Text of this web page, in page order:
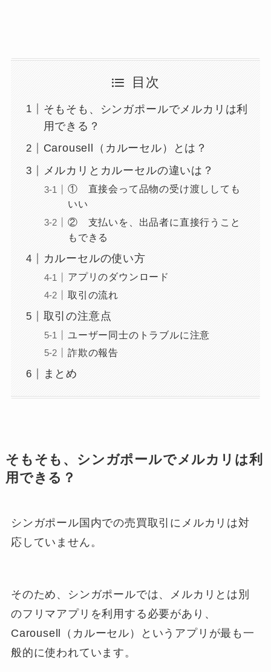
目次
そもそも、シンガポールでメルカリは利
用できる？
Carousell（カルーセル）とは？
メルカリとカルーセルの違いは？
① 直接会って品物の受け渡ししても
いい
② 支払いを、出品者に直接行うこと
もできる
カルーセルの使い方
アプリのダウンロード
取引の流れ
取引の注意点
ユーザー同士のトラブルに注意
詐欺の報告
まとめ
そもそも、シンガポールでメルカリは利
用できる？
シンガポール国内での売買取引にメルカリは対
応していません。
そのため、シンガポールでは、メルカリとは別
のフリマアプリを利用する必要があり、
Carousell（カルーセル）というアプリが最も一
般的に使われています。